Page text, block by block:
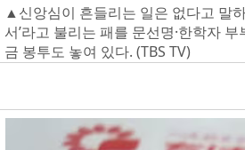
▲신앙심이 흔들리는 일은 없다고 말
서’라고 불리는 패를 문선명·한학자
금 봉투도 놓여 있다. (TBS TV)